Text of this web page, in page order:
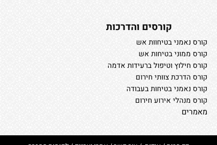
קורסים והדרכות
קורס נאמני בטיחוות אש
קורס ממוני בטיחות אש
קורס חילוץ וטיפול ברעידות אדמה
קורס הדרכת צוותי חירום
קורס נאמני בטיחות בעבודה
קורס מנהלי אירוע חירום
מאמרים